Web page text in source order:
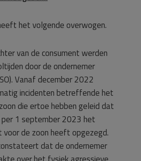
het volgende overwogen.
van de consument werden
door de ondernemer
Vanaf december 2022
incidenten betreffende het
die ertoe hebben geleid dat
per 1 september 2023 het
voor de zoon heeft opgezegd.
dat de ondernemer